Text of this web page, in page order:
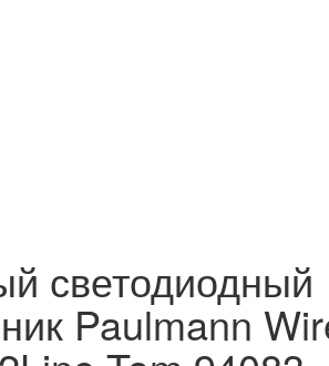
светодиодный
Paulmann